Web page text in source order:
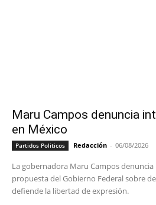
Maru Campos denuncia
en México
Partidos Politicos Redacción - 06/08/2026
La gobernadora Maru Campos
propuesta del Gobierno Federal sobre
defiende la libertad de expresión.